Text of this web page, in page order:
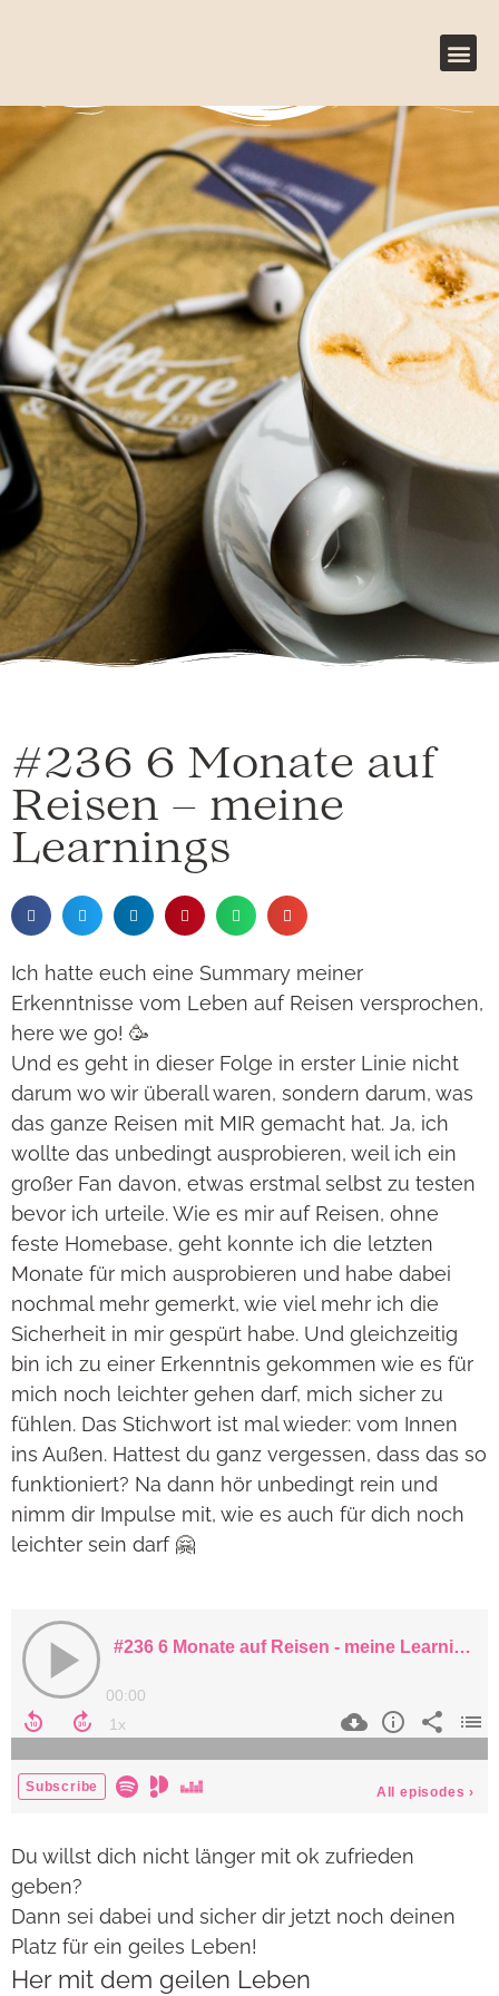
#236 6 Monate auf
Reisen – meine
Learnings
Ich hatte euch eine Summary meiner
Erkenntnisse vom Leben auf Reisen versprochen,
here we go! 🥳
Und es geht in dieser Folge in erster Linie nicht
darum wo wir überall waren, sondern darum, was
das ganze Reisen mit MIR gemacht hat. Ja, ich
wollte das unbedingt ausprobieren, weil ich ein
großer Fan davon, etwas erstmal selbst zu testen
bevor ich urteile. Wie es mir auf Reisen, ohne
feste Homebase, geht konnte ich die letzten
Monate für mich ausprobieren und habe dabei
nochmal mehr gemerkt, wie viel mehr ich die
Sicherheit in mir gespürt habe. Und gleichzeitig
bin ich zu einer Erkenntnis gekommen wie es für
mich noch leichter gehen darf, mich sicher zu
fühlen. Das Stichwort ist mal wieder: vom Innen
ins Außen. Hattest du ganz vergessen, dass das so
funktioniert? Na dann hör unbedingt rein und
nimm dir Impulse mit, wie es auch für dich noch
leichter sein darf 🤗
Du willst dich nicht länger mit ok zufrieden
geben?
Dann sei dabei und sicher dir jetzt noch deinen
Platz für ein geiles Leben!
Her mit dem geilen Leben